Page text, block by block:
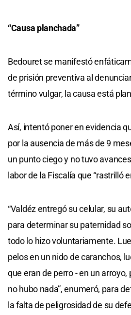
“Causa planchada”
Bedouret se manifestó
de prisión preventiva al
término vulgar, la causa está
Así, intentó poner en evidencia
por la ausencia de más de 9
un punto ciego y no tuvo
labor de la Fiscalía que “rastrilló
“Valdéz entregó su celular, su
para determinar su paternidad
todo lo hizo voluntariamente.
pelos en un nido de caranchos,
que eran de perro - en un
no hubo nada”, enumeró, para
la falta de peligrosidad de su